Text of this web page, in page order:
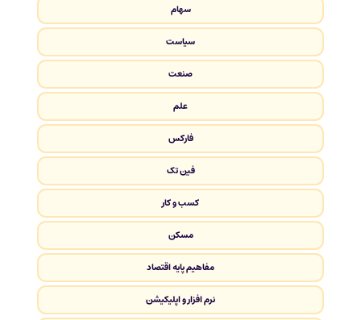
سهام
سیاست
صنعت
علم
فارکس
فین تک
کسب و کار
مسکن
مفاهیم پایه اقتصاد
نرم افزار و اپلیکیشن